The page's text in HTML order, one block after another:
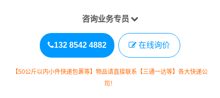
咨询业务专员
132 8542 4882 在线询价
【50公斤以内小件快递包裹等】物品请直接联系【三通一达等】各大快递公
司！